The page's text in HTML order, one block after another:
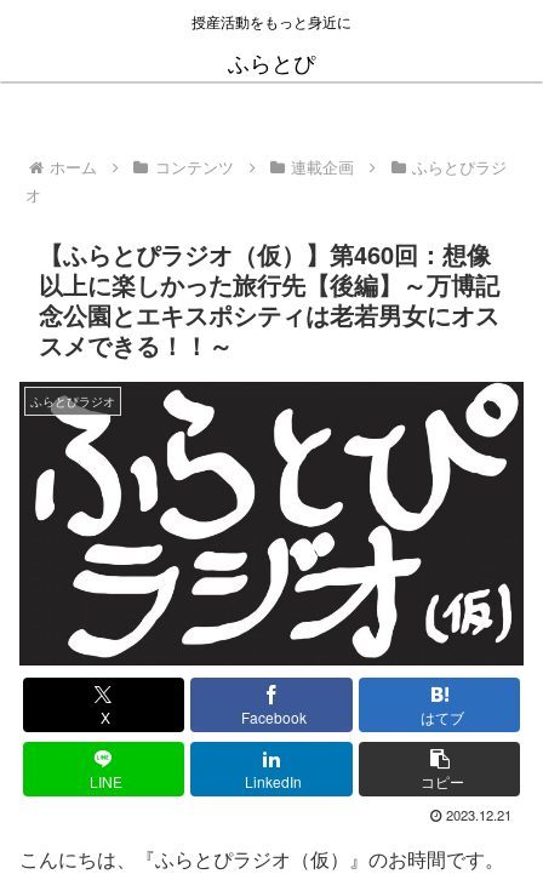
授産活動をもっと身近に
ふらとぴ
ホーム コンテンツ 連載企画
ふらとぴラジ
オ
【ふらとぴラジオ（仮）】第460回：想像
以上に楽しかった旅行先【後編】～万博記
念公園とエキスポシティは老若男女にオス
スメできる！！～
ふらとぴラジオ
X Facebook はてブ
LINE LinkedIn コピー
2023.12.21
こんにちは、『ふらとぴラジオ（仮）』のお時間です。